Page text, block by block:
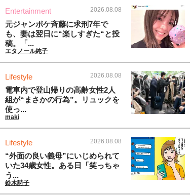
Entertainment 2026.08.08
元ジャンポケ斉藤に求刑7年で
も、妻は翌日に“楽しすぎた“と投
稿。「...
エタノール純子
Lifestyle 2026.08.08
電車内で登山帰りの高齢女性2人
組が“まさかの行為”。リュックを
使っ...
maki
Lifestyle 2026.08.08
“外面の良い義母”にいじめられて
いた34歳女性。ある日「笑っちゃ
う...
鈴木詩子